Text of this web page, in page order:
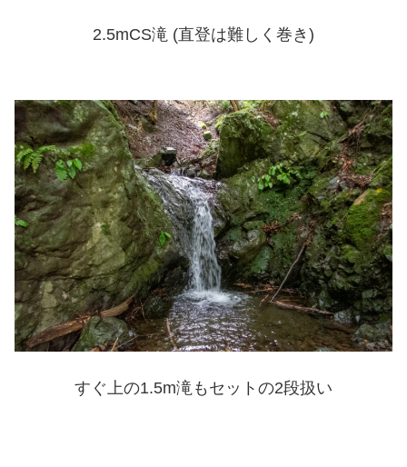
2.5mCS滝 (直登は難しく巻き)
すぐ上の1.5m滝もセットの2段扱い